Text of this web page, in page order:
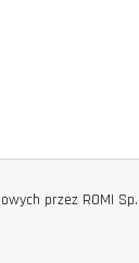
przez ROMI